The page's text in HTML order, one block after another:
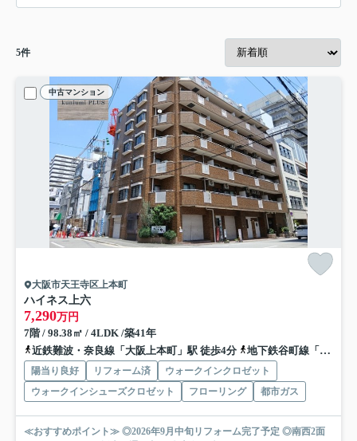
5件
中古マンション
大阪市天王寺区上本町
ハイネス上六
7,290万円
7階 / 98.38㎡ / 4LDK /築41年
近鉄難波・奈良線「大阪上本町」駅 徒歩4分
地下鉄谷町線「谷町九丁目」駅 徒歩6分
陽当り良好 リフォーム済
ウォークインクロゼット
ウォークインシューズクロゼット
フローリング 都市ガス
≪おすすめポイント≫ ◎2026年9月中旬リフォーム完了予定 ◎南西2面